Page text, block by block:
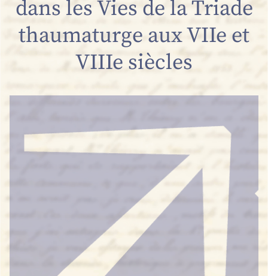
dans les Vies de la Triade
thaumaturge aux VIIe et
VIIIe siècles